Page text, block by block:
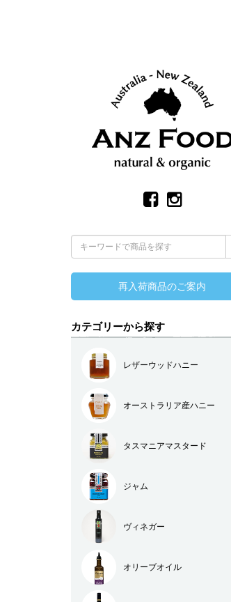
再入荷商品のご案内
カテゴリーから探す
レザーウッドハニー
オーストラリア産ハニー
タスマニアマスタード
ジャム
ヴィネガー
オリーブオイル